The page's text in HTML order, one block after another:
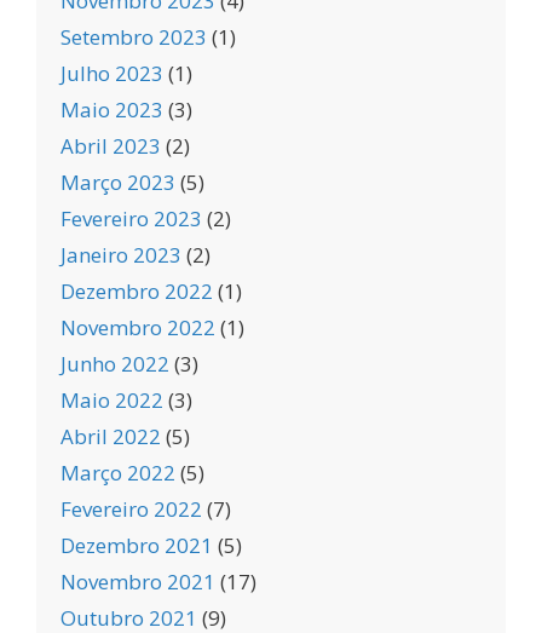
Setembro 2023 (1)
Julho 2023 (1)
Maio 2023 (3)
Abril 2023 (2)
Março 2023 (5)
Fevereiro 2023 (2)
Janeiro 2023 (2)
Dezembro 2022 (1)
Novembro 2022 (1)
Junho 2022 (3)
Maio 2022 (3)
Abril 2022 (5)
Março 2022 (5)
Fevereiro 2022 (7)
Dezembro 2021 (5)
Novembro 2021 (17)
Outubro 2021 (9)